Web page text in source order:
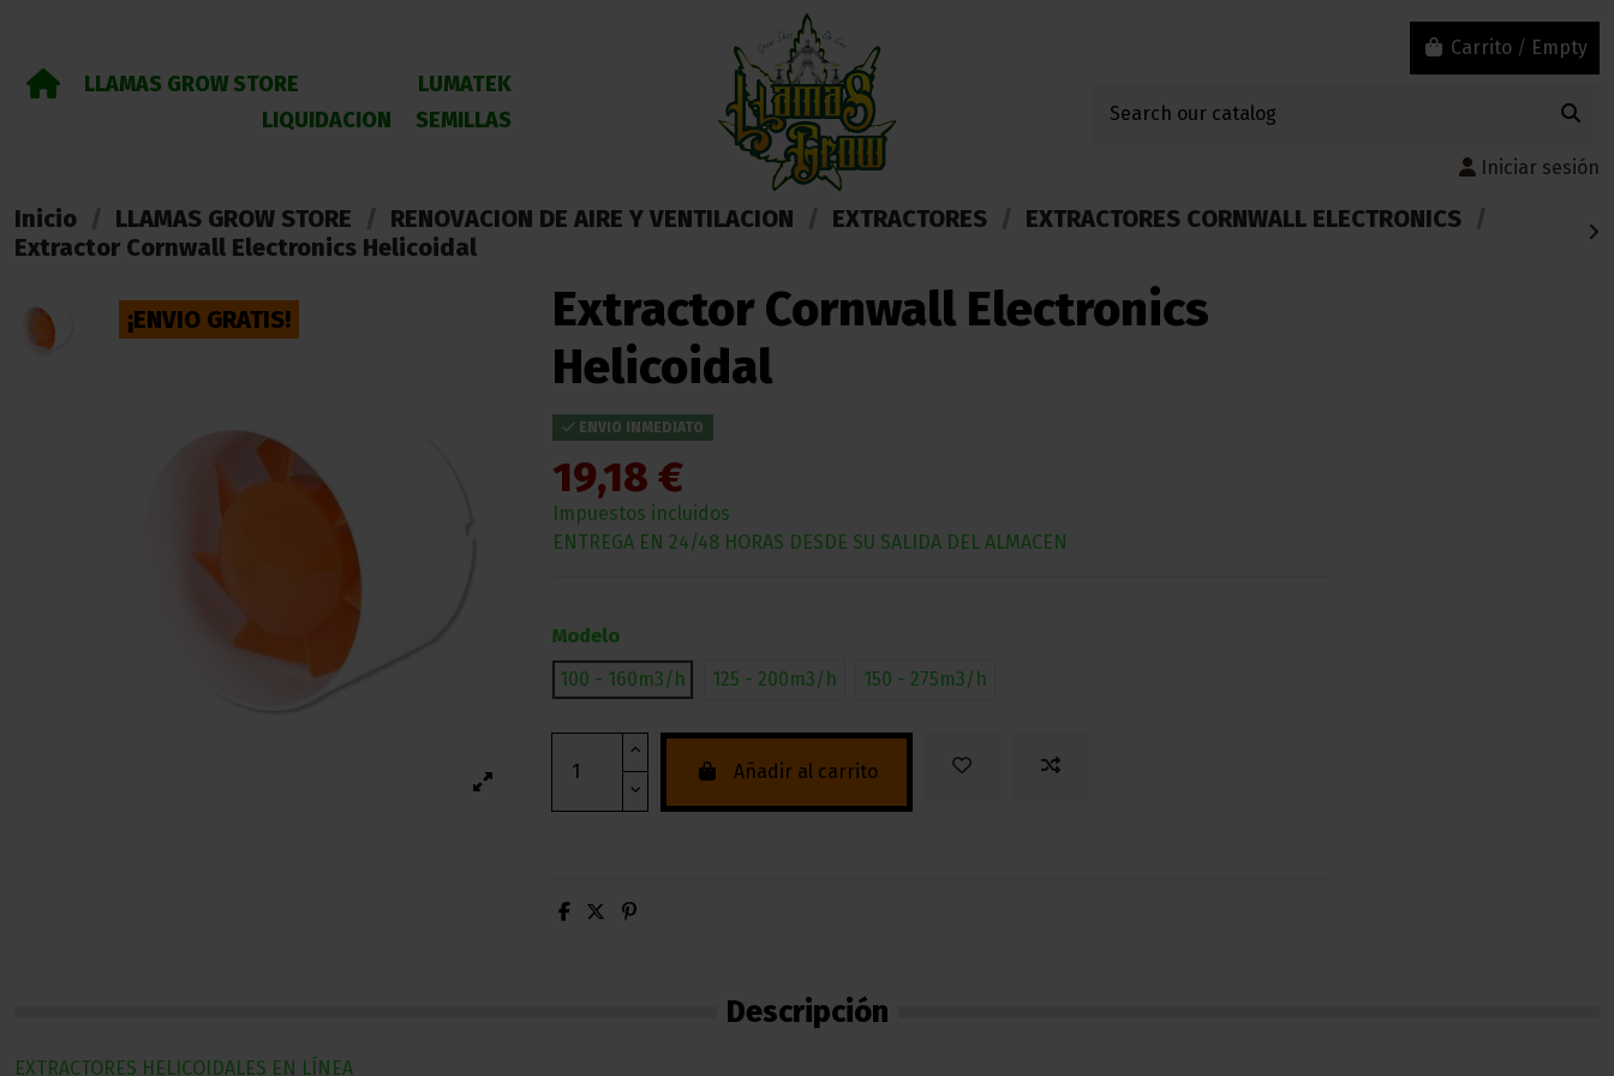
LLAMAS GROW STORE
LUMATEK
SEMILLAS
LIQUIDACION
Carrito / Empty
Iniciar sesión
Inicio LLAMAS GROW STORE RENOVACION DE AIRE Y VENTILACION EXTRACTORES
EXTRACTORES CORNWALL ELECTRONICS
Extractor Cornwall Electronics Helicoidal
¡ENVIO GRATIS!
Extractor Cornwall Electronics
Helicoidal
ENVIO INMEDIATO
19,18 €
Impuestos incluidos
ENTREGA EN 24/48 HORAS DESDE SU SALIDA DEL ALMACEN
Modelo
100 - 160m3/h
125 - 200m3/h 150 - 275m3/h
Añadir al carrito
Descripción
EXTRACTORES HELICOIDALES EN LÍNEA